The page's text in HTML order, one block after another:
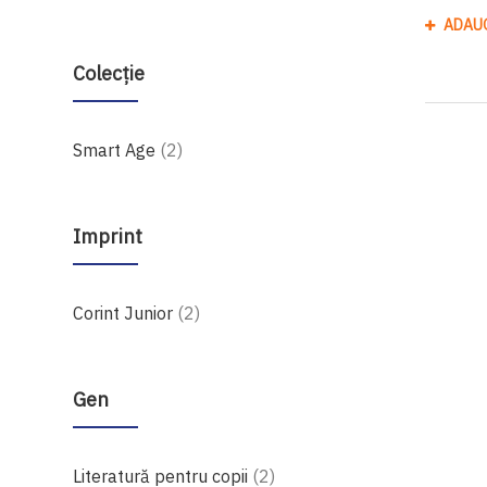
Colecție
Smart Age 2produse
Imprint
Corint Junior 2produse
Gen
Literatură pentru copii 2produse